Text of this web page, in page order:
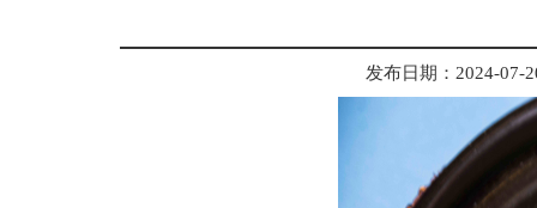
发布日期：2024-07-